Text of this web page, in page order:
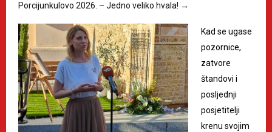
Porcijunkulovo 2026. – Jedno veliko hvala! →
Kad se ugase
pozornice,
zatvore
štandovi i
posljednji
posjetitelji
krenu svojim